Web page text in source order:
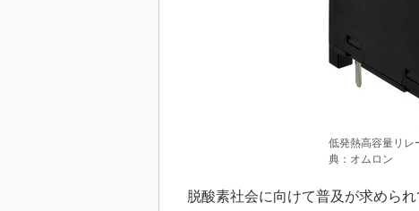
低発熱高容量リレ
典：オムロン
脱酸素社会に向けて普及が求めら